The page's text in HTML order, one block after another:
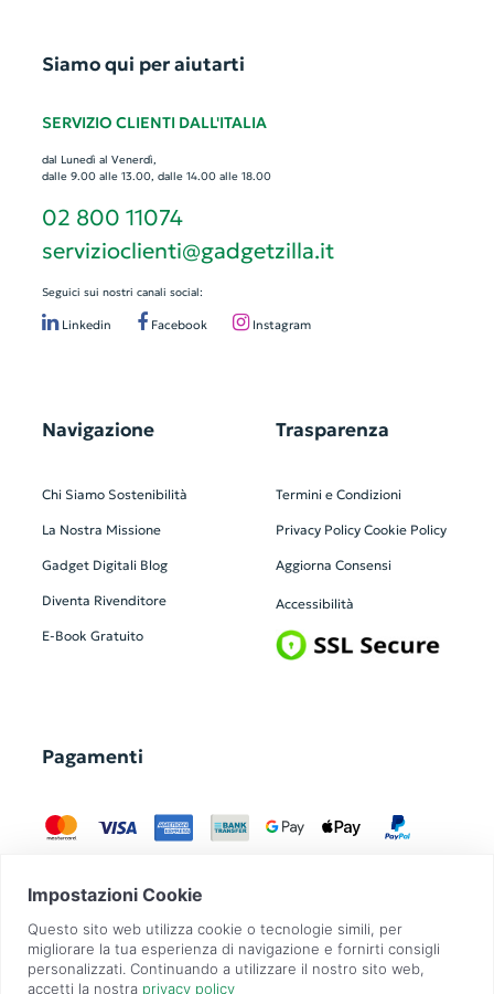
Siamo qui per aiutarti
SERVIZIO CLIENTI DALL'ITALIA
dal Lunedì al Venerdì,
dalle 9.00 alle 13.00, dalle 14.00 alle 18.00
02 800 11074
servizioclienti@gadgetzilla.it
Seguici sui nostri canali social:
Linkedin Facebook Instagram
Navigazione
Chi Siamo Sostenibilità
La Nostra Missione
Gadget Digitali Blog
Diventa Rivenditore
E-Book Gratuito
Trasparenza
Termini e Condizioni
Privacy Policy Cookie Policy
Aggiorna Consensi
Accessibilità
Pagamenti
GadgetZilla è un Brand di Overbi S.r.l.| realizzato con Contit
| © 2026 Tutti
i diritti riservati | P.IVA: 09351560967